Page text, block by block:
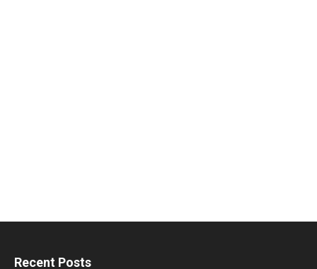
Recent Posts